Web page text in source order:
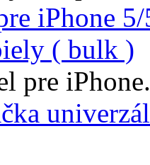
iPhone
( bulk )
pre